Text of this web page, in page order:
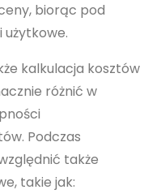
biorąc pod
użytkowe.
kalkulacja kosztów
różnić w
Podczas
także
takie jak: